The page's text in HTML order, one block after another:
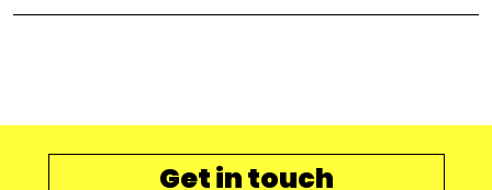
Get in touch